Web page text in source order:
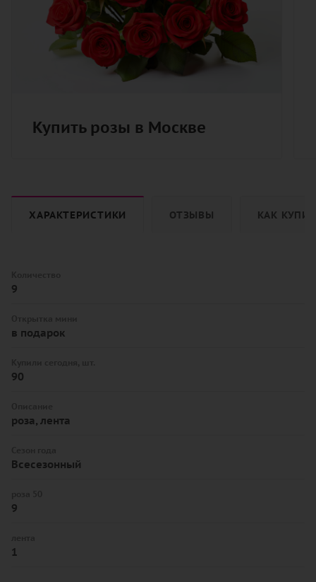
Купить розы в Москве
ХАРАКТЕРИСТИКИ ОТЗЫВЫ КАК
9
в подарок
90
роза, лента
Всесезонный
9
1